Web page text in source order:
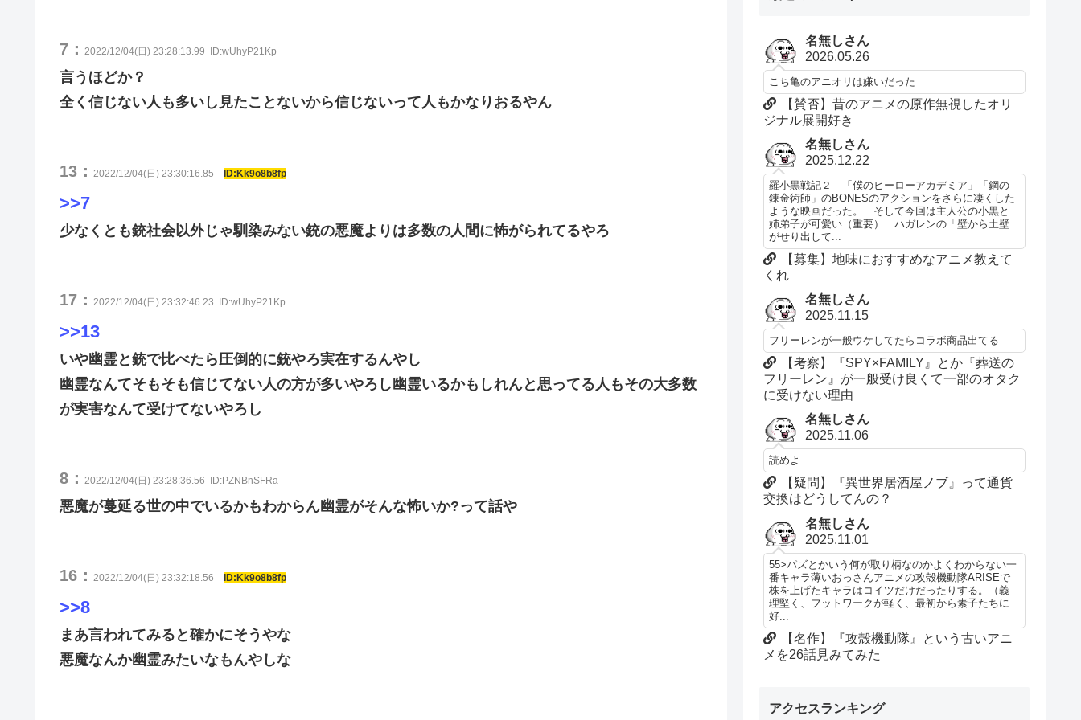
7： 2022/12/04(日) 23:28:13.99 ID:wUhyP21Kp
言うほどか？
全く信じない人も多いし見たことないから信じないって人もかなりおるやん
13： 2022/12/04(日) 23:30:16.85 ID:Kk9o8b8fp
>>7
少なくとも銃社会以外じゃ馴染みない銃の悪魔よりは多数の人間に怖がられてるやろ
17： 2022/12/04(日) 23:32:46.23 ID:wUhyP21Kp
>>13
いや幽霊と銃で比べたら圧倒的に銃やろ実在するんやし
幽霊なんてそもそも信じてない人の方が多いやろし幽霊いるかもしれんと思ってる人もその大多数
が実害なんて受けてないやろし
8： 2022/12/04(日) 23:28:36.56 ID:PZNBnSFRa
悪魔が蔓延る世の中でいるかもわからん幽霊がそんな怖いか?って話や
16： 2022/12/04(日) 23:32:18.56 ID:Kk9o8b8fp
>>8
まあ言われてみると確かにそうやな
悪魔なんか幽霊みたいなもんやしな
名無しさん
2026.05.26
こち亀のアニオリは嫌いだった
【賛否】昔のアニメの原作無視したオリ
ジナル展開好き
名無しさん
2025.12.22
羅小黒戦記２ 「僕のヒーローアカデミア」「鋼の
錬金術師」のBONESのアクションをさらに凄くした
ような映画だった。 そして今回は主人公の小黒と
姉弟子が可愛い（重要） ハガレンの「壁から土壁
がせり出して...
【募集】地味におすすめなアニメ教えて
くれ
名無しさん
2025.11.15
フリーレンが一般ウケしてたらコラボ商品出てる
【考察】『SPY×FAMILY』とか『葬送の
フリーレン』が一般受け良くて一部のオタク
に受けない理由
名無しさん
2025.11.06
読めよ
【疑問】『異世界居酒屋ノブ』って通貨
交換はどうしてんの？
名無しさん
2025.11.01
55>パズとかいう何が取り柄なのかよくわからない一
番キャラ薄いおっさんアニメの攻殻機動隊ARISEで
株を上げたキャラはコイツだけだったりする。（義
理堅く、フットワークが軽く、最初から素子たちに
好...
【名作】『攻殻機動隊』という古いアニ
メを26話見みてみた
アクセスランキング